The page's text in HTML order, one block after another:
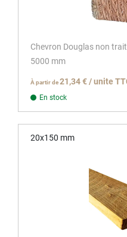
Chevron Douglas non
5000 mm
À partir de21,34 € / unite
En stock
20x150 mm